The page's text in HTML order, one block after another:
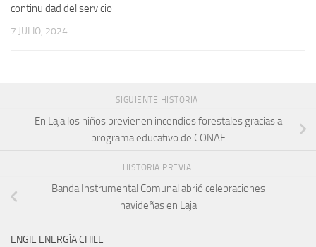
continuidad del servicio
7 JULIO, 2024
SIGUIENTE HISTORIA
En Laja los niños previenen incendios forestales gracias a
programa educativo de CONAF
HISTORIA PREVIA
Banda Instrumental Comunal abrió celebraciones
navideñas en Laja
ENGIE ENERGÍA CHILE